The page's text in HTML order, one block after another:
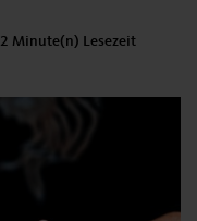
2 Minute(n) Lesezeit